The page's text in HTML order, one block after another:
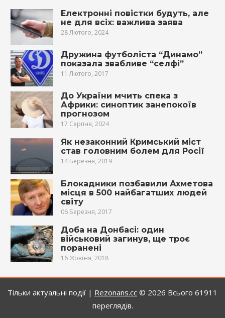
Електронні повістки будуть, але
не для всіх: важлива заява
28 Лютого, 2024
Дружина футболіста “Динамо”
показала звабливе “селфі”
11 Лютого, 2017
До України мчить спека з
Африки: синоптик занепокоїв
прогнозом
17 Серпня, 2024
Як незаконний Кримський міст
став головним болем для Росії
14 Березня, 2019
Блокадники позбавили Ахметова
місця в 500 найбагатших людей
світу
06 Березня, 2017
Доба на Донбасі: один
військовий загинув, ще троє
поранені
16 Жовтня, 2018
Тільки актуальні події | Rezonans.сс © 2026 Всього 61911
переглядів.